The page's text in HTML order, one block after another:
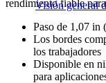
Visión general
rendimiento fiable
Paso de 1,07 in
Los bordes
los trabajadores
Disponible en
para